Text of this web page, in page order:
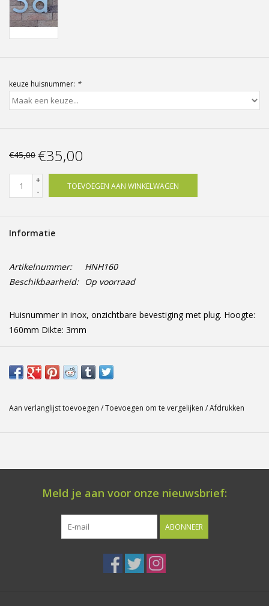
Portfolio
kleuren en lettertypes
keuze huisnummer: *
€45,00 €35,00
+
-
TOEVOEGEN AAN WINKELWAGEN
Informatie
Artikelnummer:
HNH160
Beschikbaarheid: Op voorraad
Huisnummer in inox, onzichtbare bevestiging met plug. Hoogte:
160mm Dikte: 3mm
Aan verlanglijst toevoegen /Toevoegen om te vergelijken /Afdrukken
Meld je aan voor onze nieuwsbrief:
ABONNEER